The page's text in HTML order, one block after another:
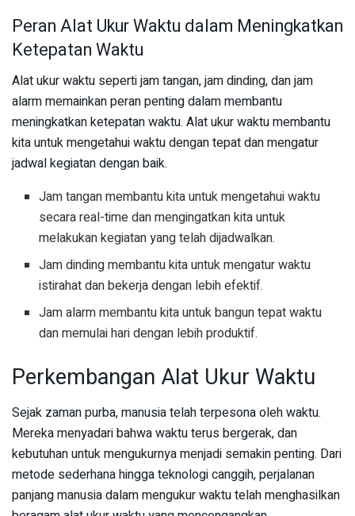
Peran Alat Ukur Waktu dalam Meningkatkan
Ketepatan Waktu
Alat ukur waktu seperti jam tangan, jam dinding, dan jam
alarm memainkan peran penting dalam membantu
meningkatkan ketepatan waktu. Alat ukur waktu membantu
kita untuk mengetahui waktu dengan tepat dan mengatur
jadwal kegiatan dengan baik.
Jam tangan membantu kita untuk mengetahui waktu
secara real-time dan mengingatkan kita untuk
melakukan kegiatan yang telah dijadwalkan.
Jam dinding membantu kita untuk mengatur waktu
istirahat dan bekerja dengan lebih efektif.
Jam alarm membantu kita untuk bangun tepat waktu
dan memulai hari dengan lebih produktif.
Perkembangan Alat Ukur Waktu
Sejak zaman purba, manusia telah terpesona oleh waktu.
Mereka menyadari bahwa waktu terus bergerak, dan
kebutuhan untuk mengukurnya menjadi semakin penting. Dari
metode sederhana hingga teknologi canggih, perjalanan
panjang manusia dalam mengukur waktu telah menghasilkan